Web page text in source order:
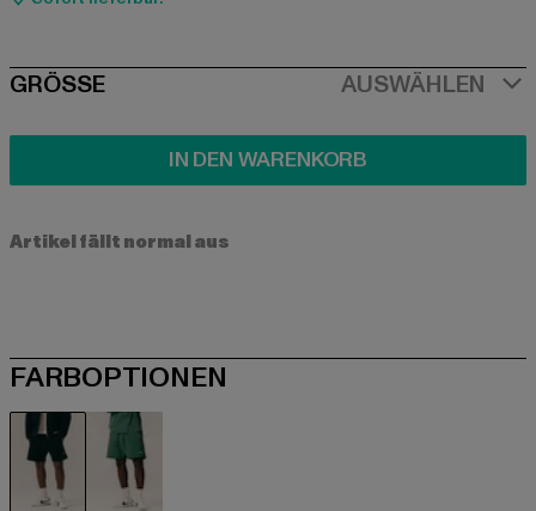
SIZE
GRÖSSE AUSWÄHLEN
IN DEN WARENKORB
Artikel fällt normal aus
FARBOPTIONEN